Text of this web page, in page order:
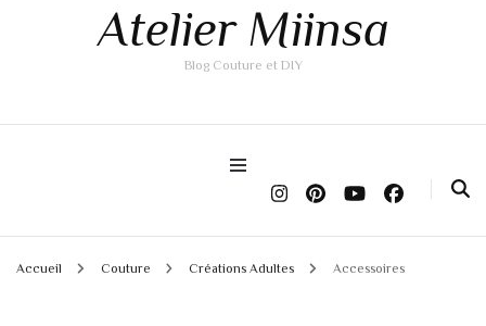
Atelier Miinsa
Blog Couture et DIY
Accueil Couture Créations Adultes Accessoires